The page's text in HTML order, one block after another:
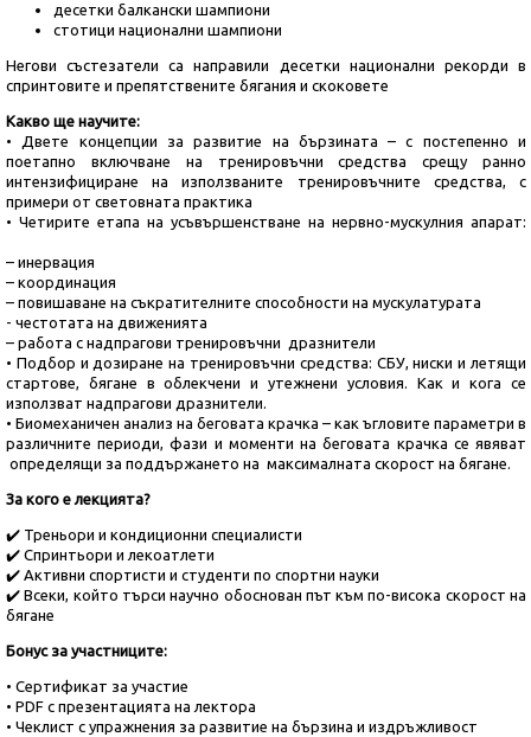
десетки балкански шампиони
стотици национални шампиони
Негови състезатели са направили десетки национални рекорди в
спринтовите и препятствените бягания и скоковете
Какво ще научите:
• Двете концепции за развитие на бързината – с постепенно и
поетапно включване на тренировъчни средства срещу ранно
интензифициране на използваните тренировъчните средства, с
примери от световната практика
• Четирите етапа на усъвършенстване на нервно-мускулния апарат:
– инервация
– координация
– повишаване на съкратителните способности на мускулатурата
- честотата на движенията
– работа с надпрагови тренировъчни дразнители
• Подбор и дозиране на тренировъчни средства: СБУ, ниски и летящи
стартове, бягане в облекчени и утежнени условия. Как и кога се
използват надпрагови дразнители.
• Биомеханичен анализ на беговата крачка – как ъгловите параметри в
различните периоди, фази и моменти на беговата крачка се явяват
определящи за поддържането на максималната скорост на бягане.
За кого е лекцията?
✔️ Треньори и кондиционни специалисти
✔️ Спринтьори и лекоатлети
✔️ Активни спортисти и студенти по спортни науки
✔️ Всеки, който търси научно обоснован път към по-висока скорост на
бягане
Бонус за участниците:
• Сертификат за участие
• PDF с презентацията на лектора
• Чеклист с упражнения за развитие на бързина и издръжливост